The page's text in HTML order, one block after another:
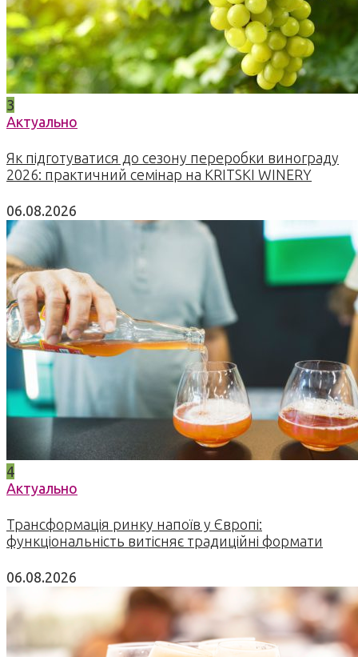
3
Актуально
Як підготуватися до сезону переробки винограду
2026: практичний семінар на KRITSKI WINERY
06.08.2026
4
Актуально
Трансформація ринку напоїв у Європі:
функціональність витісняє традиційні формати
06.08.2026